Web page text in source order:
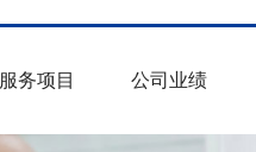
服务项目 公司业绩